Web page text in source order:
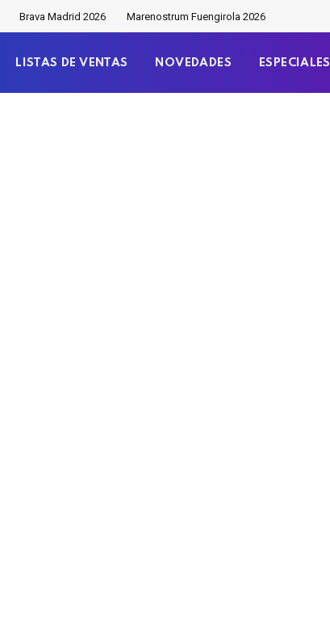
Brava Madrid 2026 Marenostrum Fuengirola 2026
LISTAS DE VENTAS NOVEDADES ESPECIALES